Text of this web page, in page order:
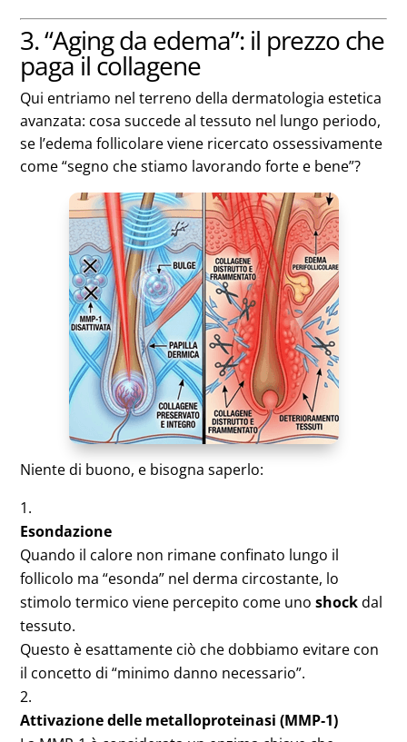
3. “Aging da edema”: il prezzo che
paga il collagene
Qui entriamo nel terreno della dermatologia estetica
avanzata: cosa succede al tessuto nel lungo periodo,
se l’edema follicolare viene ricercato ossessivamente
come “segno che stiamo lavorando forte e bene”?
Niente di buono, e bisogna saperlo:
Esondazione
Quando il calore non rimane confinato lungo il
follicolo ma “esonda” nel derma circostante, lo
stimolo termico viene percepito come unoshockdal
tessuto.
Questo è esattamente ciò che dobbiamo evitare con
il concetto di “minimo danno necessario”.
Attivazione delle metalloproteinasi (MMP‑1)